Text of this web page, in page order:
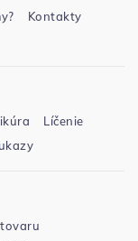
Kontakty
Líčenie